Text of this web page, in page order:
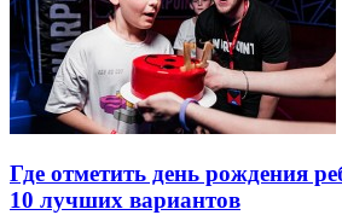
Где отметить день рождения
10 лучших вариантов